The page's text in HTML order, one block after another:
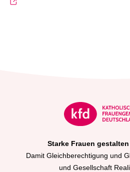
Starke Frauen
Damit Gleichberechtigung und
und Gesellschaft